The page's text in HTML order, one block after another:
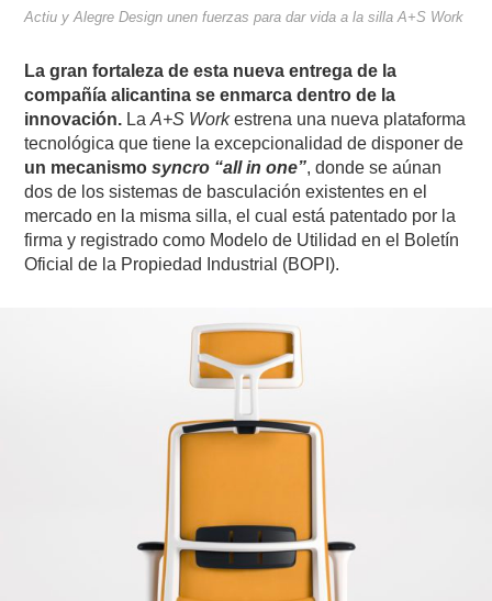
Actiu y Alegre Design unen fuerzas para dar vida a la silla A+S Work
La gran fortaleza de esta nueva entrega de la
compañía alicantina se enmarca dentro de la
innovación. LaA+S Workestrena una nueva plataforma
tecnológica que tiene la excepcionalidad de disponer de
un mecanismo syncro “all in one”, donde se aúnan
dos de los sistemas de basculación existentes en el
mercado en la misma silla, el cual está patentado por la
firma y registrado como Modelo de Utilidad en el Boletín
Oficial de la Propiedad Industrial (BOPI).